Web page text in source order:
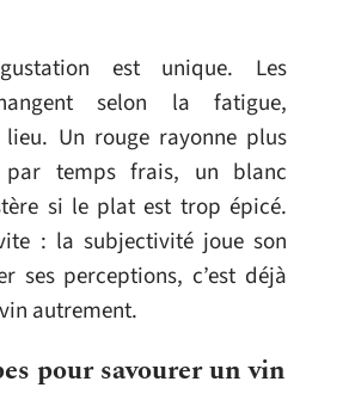
est unique. Les
selon la fatigue,
lieu. Un rouge rayonne plus
par temps frais, un blanc
si le plat est trop épicé.
: la subjectivité joue son
ses perceptions, c’est déjà
autrement.
pour savourer un vin